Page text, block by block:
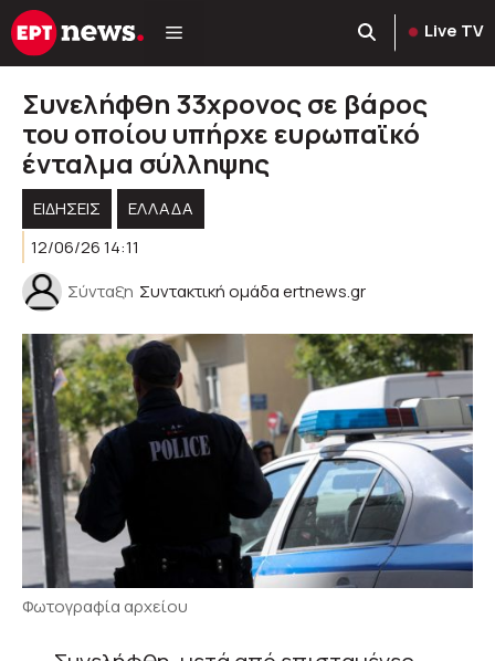
Μετάβαση
σε
Live TV
Συνελήφθη 33χρονος σε βάρος
του οποίου υπήρχε ευρωπαϊκό
ένταλμα σύλληψης
ΕΙΔΗΣΕΙΣ
ΕΛΛΑΔΑ
12/06/26 14:11
Σύνταξη Συντακτική ομάδα ertnews.gr
Φωτογραφία αρχείου